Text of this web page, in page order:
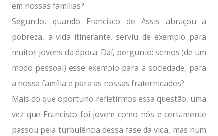
em nossas famílias?
Segundo, quando Francisco de Assis abraçou a
pobreza, a vida itinerante, serviu de exemplo para
muitos jovens da época. Daí, pergunto: somos (de um
modo pessoal) esse exemplo para a sociedade, para
a nossa família e para as nossas fraternidades?
Mais do que oportuno refletirmos essa questão, uma
vez que Francisco foi jovem como nós e certamente
passou pela turbulência dessa fase da vida, mas num